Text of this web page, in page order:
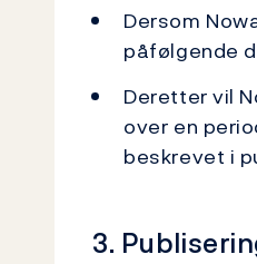
Dersom
påfølgende
Deretter vil
over en
beskrevet i
3.